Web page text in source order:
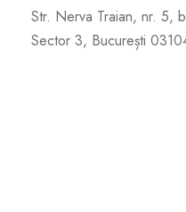
Str. Nerva Traian, nr. 5,
Sector 3, București